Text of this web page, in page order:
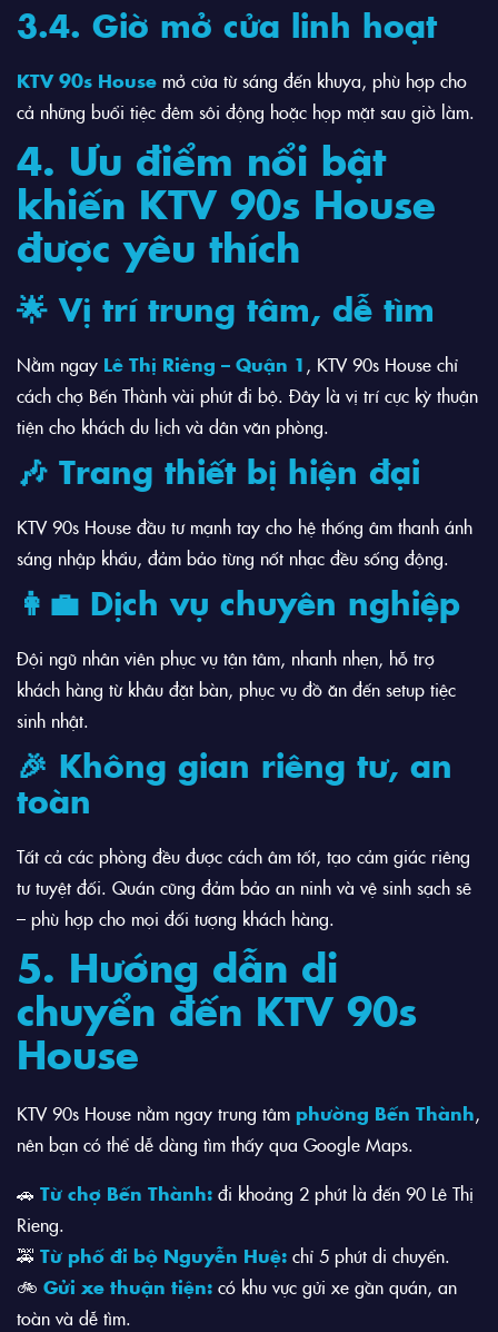
3.4. Giờ mở cửa linh hoạt
KTV 90s House mở cửa từ sáng đến khuya, phù hợp cho
cả những buổi tiệc đêm sôi động hoặc họp mặt sau giờ làm.
4. Ưu điểm nổi bật
khiến KTV 90s House
được yêu thích
🌟 Vị trí trung tâm, dễ tìm
Nằm ngay Lê Thị Riêng – Quận 1 , KTV 90s House chỉ
cách chợ Bến Thành vài phút đi bộ. Đây là vị trí cực kỳ thuận
tiện cho khách du lịch và dân văn phòng.
🎶 Trang thiết bị hiện đại
KTV 90s House đầu tư mạnh tay cho hệ thống âm thanh ánh
sáng nhập khẩu, đảm bảo từng nốt nhạc đều sống động.
👩‍💼 Dịch vụ chuyên nghiệp
Đội ngũ nhân viên phục vụ tận tâm, nhanh nhẹn, hỗ trợ
khách hàng từ khâu đặt bàn, phục vụ đồ ăn đến setup tiệc
sinh nhật.
🎉 Không gian riêng tư, an
toàn
Tất cả các phòng đều được cách âm tốt, tạo cảm giác riêng
tư tuyệt đối. Quán cũng đảm bảo an ninh và vệ sinh sạch sẽ
– phù hợp cho mọi đối tượng khách hàng.
5. Hướng dẫn di
chuyển đến KTV 90s
House
KTV 90s House nằm ngay trung tâm phường Bến Thành,
nên bạn có thể dễ dàng tìm thấy qua Google Maps.
🚗 Từ chợ Bến Thành: đi khoảng 2 phút là đến 90 Lê Thị
Rieng.
🚕 Từ phố đi bộ Nguyễn Huệ: chỉ 5 phút di chuyển.
🚲 Gửi xe thuận tiện: có khu vực gửi xe gần quán, an
toàn và dễ tìm.